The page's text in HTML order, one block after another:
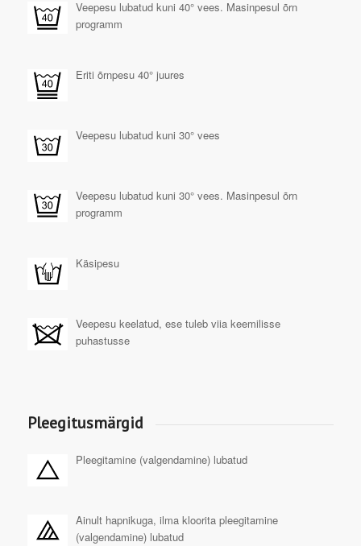
Veepesu lubatud kuni 40° vees. Masinpesul õrn
programm
Eriti õrnpesu 40° juures
Veepesu lubatud kuni 30° vees
Veepesu lubatud kuni 30° vees. Masinpesul õrn
programm
Käsipesu
Veepesu keelatud, ese tuleb viia keemilisse
puhastusse
Pleegitusmärgid
Pleegitamine (valgendamine) lubatud
Ainult hapnikuga, ilma kloorita pleegitamine
(valgendamine) lubatud